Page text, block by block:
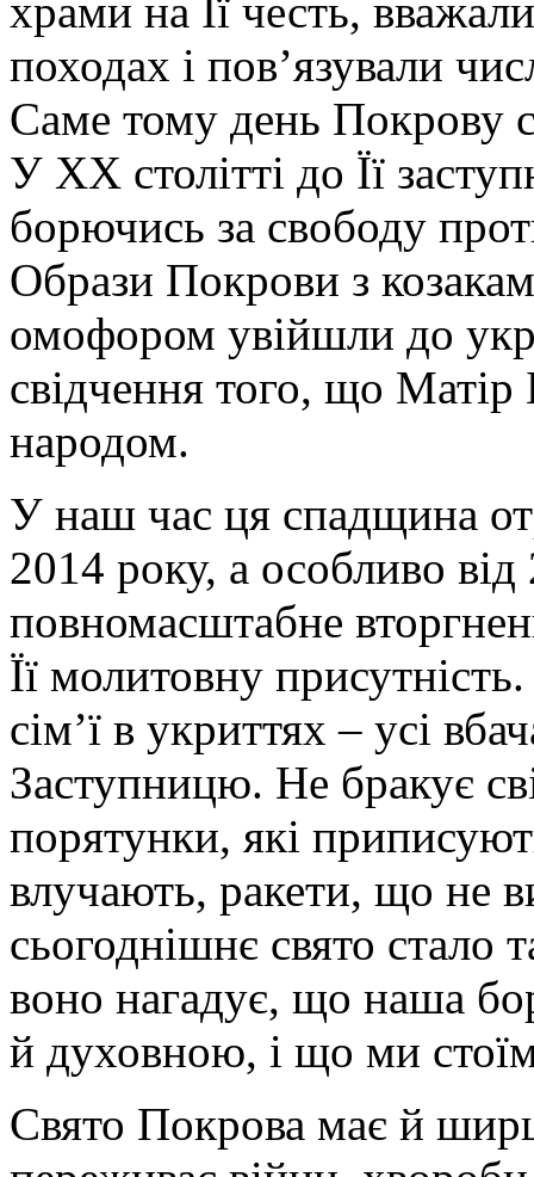
храми на Її честь,
походах і пов’язували
Саме тому день Покрову
У ХХ столітті до Її
борючись за свободу
Образи Покрови з
омофором увійшли до
свідчення того, що
народом.
У наш час ця спадщина
2014 року, а особливо
повномасштабне
Її молитовну
сім’ї в укриттях – усі
Заступницю. Не бракує
порятунки, які
влучають, ракети, що не
сьогоднішнє свято стало
воно нагадує, що наша
й духовною, і що ми
Свято Покрова має й